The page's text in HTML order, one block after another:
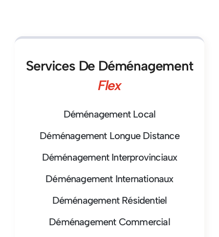
Services De Déménagement
Flex
Déménagement Local
Déménagement Longue Distance
Déménagement Interprovinciaux
Déménagement Internationaux
Déménagement Résidentiel
Déménagement Commercial